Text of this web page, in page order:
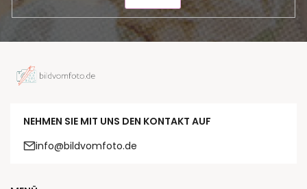
NEHMEN SIE MIT UNS DEN KONTAKT AUF
info@bildvomfoto.de